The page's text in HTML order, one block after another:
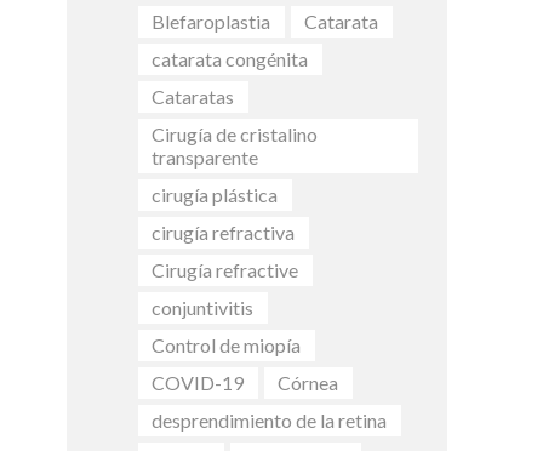
Blefaroplastia
Catarata
catarata congénita
Cataratas
Cirugía de cristalino
transparente
cirugía plástica
cirugía refractiva
Cirugía refractive
conjuntivitis
Control de miopía
COVID-19
Córnea
desprendimiento de la retina